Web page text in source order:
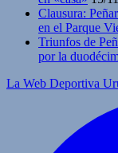
Clausura:
en el Parque
Triunfos de
por la
La Web Deportiva